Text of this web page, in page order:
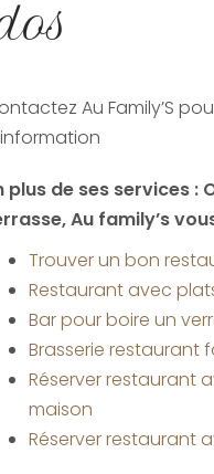
Au Family’S
plus de ses services :
, Au family’s
Trouver un bon
Restaurant avec
Bar pour boire un
Brasserie restaurant
Réserver restaurant
maison
Réserver restaurant